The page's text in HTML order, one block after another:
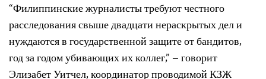
“Филиппинские журналисты требуют честного
расследования свыше двадцати нераскрытых дел и
нуждаются в государственной защите от бандитов,
год за годом убивающих их коллег,” – говорит
Элизабет Уитчел, координатор проводимой КЗЖ